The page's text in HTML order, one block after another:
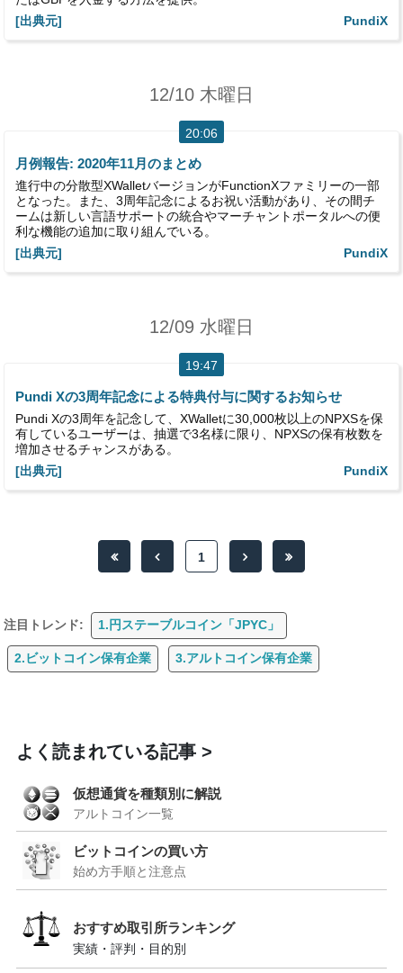
[出典元]
PundiX
12/10 木曜日
20:06
月例報告: 2020年11月のまとめ
進行中の分散型XWalletバージョンがFunctionXファミリーの一部
となった。また、3周年記念によるお祝い活動があり、その間チ
ームは新しい言語サポートの統合やマーチャントポータルへの便
利な機能の追加に取り組んでいる。
[出典元]
PundiX
12/09 水曜日
19:47
Pundi Xの3周年記念による特典付与に関するお知らせ
Pundi Xの3周年を記念して、XWalletに30,000枚以上のNPXSを保
有しているユーザーは、抽選で3名様に限り、NPXSの保有枚数を
増加させるチャンスがある。
[出典元]
PundiX
1
注目トレンド: 1.円ステーブルコイン「JPYC」
2.ビットコイン保有企業 3.アルトコイン保有企業
よく読まれている記事
仮想通貨を種類別に解説
アルトコイン一覧
ビットコインの買い方
始め方手順と注意点
おすすめ取引所ランキング
実績・評判・目的別